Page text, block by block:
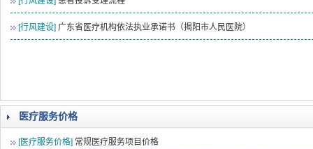
[行风建设] 广东省医疗机构依法执业承诺书（揭阳市人民医院）
医疗服务价格
[医疗服务价格] 常规医疗服务项目价格